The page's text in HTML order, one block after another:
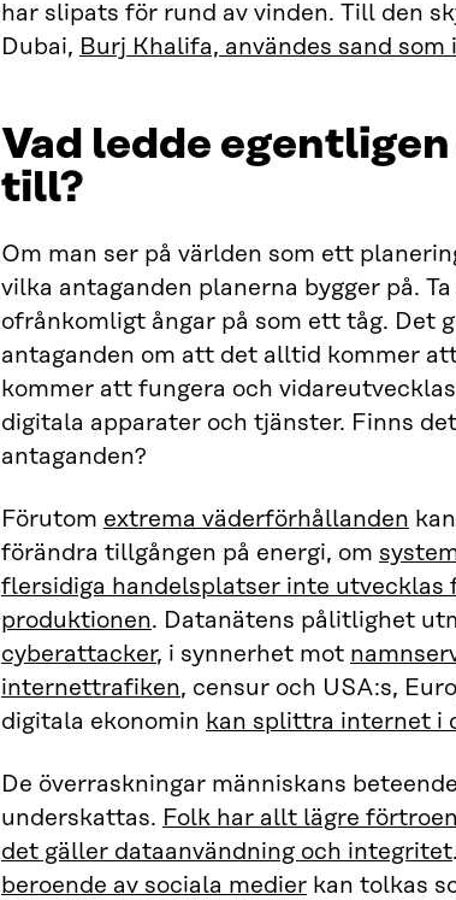
har slipats för rund av vinden. Till den
Dubai, Burj Khalifa, användes sand
Vad ledde
till?
Om man ser på världen som ett
vilka antaganden planerna bygger på.
ofrånkomligt ångar på som ett tåg. Det
antaganden om att det alltid kommer
kommer att fungera och
digitala apparater och tjänster. Finns
antaganden?
Förutom extrema väderförhållanden
förändra tillgången på energi, om
flersidiga handelsplatser inte utvecklas
produktionen. Datanätens pålitlighet
cyberattacker, i synnerhet mot
internettrafiken, censur och USA:s,
digitala ekonomin kan splittra internet i
De överraskningar människans
underskattas. Folk har allt lägre
det gäller dataanvändning och integritet.
beroende av sociala medier kan tolkas